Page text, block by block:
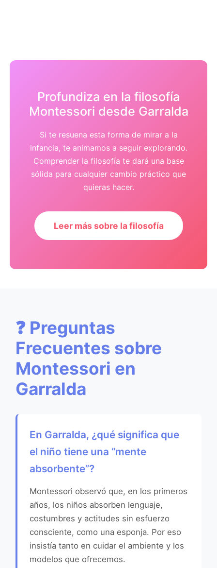
Profundiza en la filosofía
Montessori desde Garralda
Si te resuena esta forma de mirar a la
infancia, te animamos a seguir explorando.
Comprender la filosofía te dará una base
sólida para cualquier cambio práctico que
quieras hacer.
Leer más sobre la filosofía
❓ Preguntas
Frecuentes sobre
Montessori en
Garralda
En Garralda, ¿qué significa que
el niño tiene una “mente
absorbente”?
Montessori observó que, en los primeros
años, los niños absorben lenguaje,
costumbres y actitudes sin esfuerzo
consciente, como una esponja. Por eso
insistía tanto en cuidar el ambiente y los
modelos que ofrecemos.